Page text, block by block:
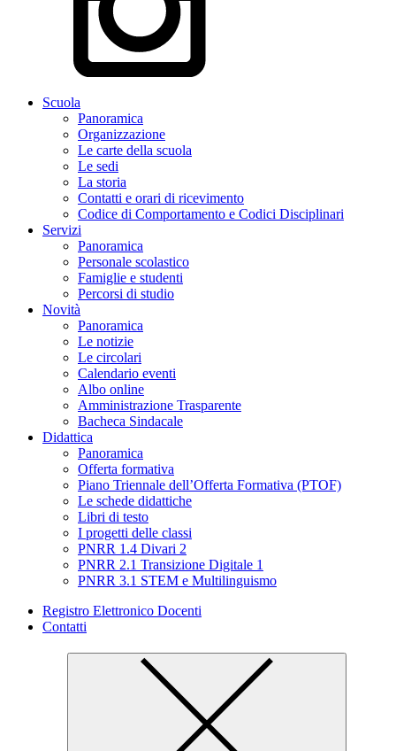
Scuola
Panoramica
Organizzazione
Le carte della scuola
Le sedi
La storia
Contatti e orari di ricevimento
Codice di Comportamento e Codici Disciplinari
Servizi
Panoramica
Personale scolastico
Famiglie e studenti
Percorsi di studio
Novità
Panoramica
Le notizie
Le circolari
Calendario eventi
Albo online
Amministrazione Trasparente
Bacheca Sindacale
Didattica
Panoramica
Offerta formativa
Piano Triennale dell’Offerta Formativa (PTOF)
Le schede didattiche
Libri di testo
I progetti delle classi
PNRR 1.4 Divari 2
PNRR 2.1 Transizione Digitale 1
PNRR 3.1 STEM e Multilinguismo
Registro Elettronico Docenti
Contatti